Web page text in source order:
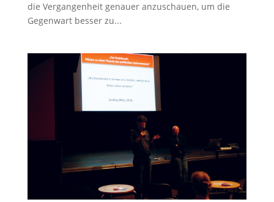
die Vergangenheit genauer anzuschauen, um die
Gegenwart besser zu...